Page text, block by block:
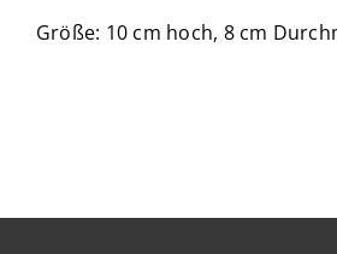
Größe: 10 cm hoch, 8 cm